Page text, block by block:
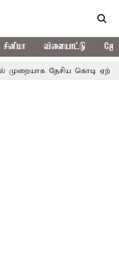
சினிமா விளையாட்டு
தேசிய கொடி